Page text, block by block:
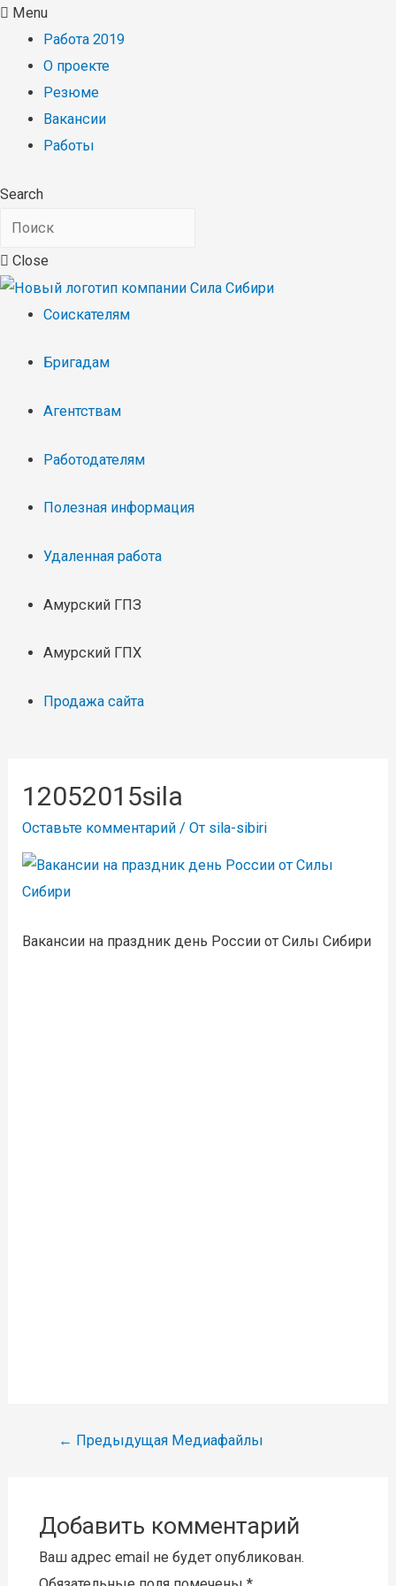
Menu
Работа 2019
О проекте
Резюме
Вакансии
Работы
Search
Close
Соискателям
Бригадам
Агентствам
Работодателям
Полезная информация
Удаленная работа
Амурский ГПЗ
Амурский ГПХ
Продажа сайта
12052015sila
Оставьте комментарий / От sila-sibiri
Вакансии на праздник день России от Силы Сибири
Навигация
← Предыдущая Медиафайлы
Добавить комментарий
Ваш адрес email не будет опубликован.